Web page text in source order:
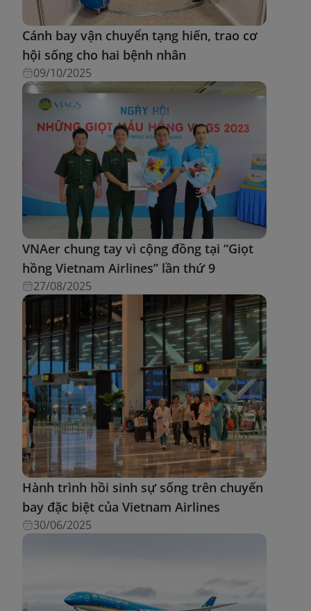
Cánh bay vận chuyển tạng hiến, trao cơ
hội sống cho hai bệnh nhân
09/10/2025
VNAer chung tay vì cộng đồng tại “Giọt
hồng Vietnam Airlines” lần thứ 9
27/08/2025
Hành trình hồi sinh sự sống trên chuyến
bay đặc biệt của Vietnam Airlines
30/06/2025